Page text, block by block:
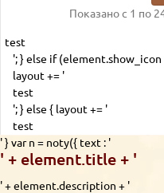
Показано с 1 по
test
'; } else if
layout += '
test
'; } else { layout += '
test
' } var n = noty({ text : '
' + element.title + '
' + element.description + '